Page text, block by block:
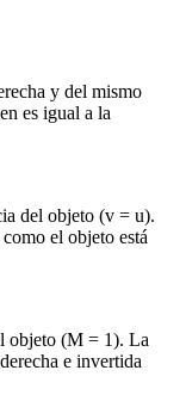
y del mismo
es igual a la
del objeto (v = u).
el objeto está
objeto (M = 1). La
e invertida